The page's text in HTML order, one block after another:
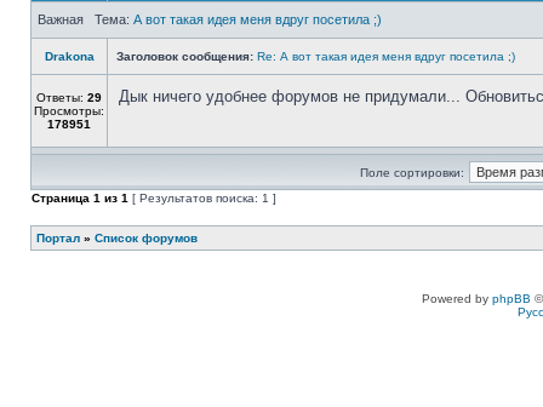
Важная Тема: А вот такая идея меня вдруг посетила ;)
Drakona Заголовок сообщения: Re: А вот такая идея меня вдруг посетила ;)
Ответы: 29
Просмотры:
178951
Дык ничего удобнее форумов не придумали...
Поле сортировки:
Страница 1 из 1 [ Результатов поиска: 1 ]
Портал » Список форумов
Powered by phpBB